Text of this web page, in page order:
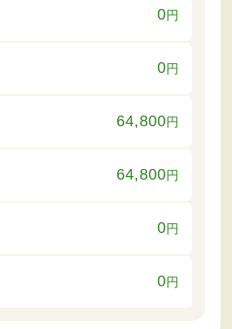
0円
0円
64,800円
64,800円
0円
0円